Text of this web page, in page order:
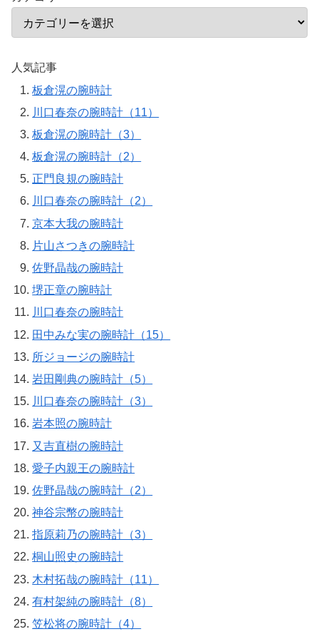
人気記事
板倉滉の腕時計
川口春奈の腕時計（11）
板倉滉の腕時計（3）
板倉滉の腕時計（2）
正門良規の腕時計
川口春奈の腕時計（2）
京本大我の腕時計
片山さつきの腕時計
佐野晶哉の腕時計
堺正章の腕時計
川口春奈の腕時計
田中みな実の腕時計（15）
所ジョージの腕時計
岩田剛典の腕時計（5）
川口春奈の腕時計（3）
岩本照の腕時計
又吉直樹の腕時計
愛子内親王の腕時計
佐野晶哉の腕時計（2）
神谷宗幣の腕時計
指原莉乃の腕時計（3）
桐山照史の腕時計
木村拓哉の腕時計（11）
有村架純の腕時計（8）
笠松将の腕時計（4）